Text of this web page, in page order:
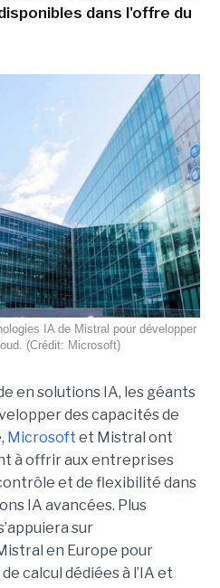
dans l'offre du
IA de Mistral pour développer
(Crédit: Microsoft)
en solutions IA, les géants
des capacités de
Microsoft et Mistral ont
à offrir aux entreprises
et de flexibilité dans
IA avancées. Plus
sur
en Europe pour
calcul dédiées à l’IA et